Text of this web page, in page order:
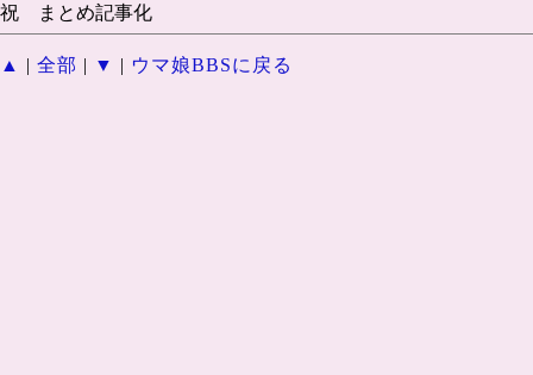
祝 まとめ記事化
▲ | 全部 | ▼ | ウマ娘BBSに戻る